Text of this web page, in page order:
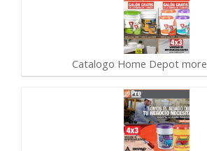
Catalogo Home Depot